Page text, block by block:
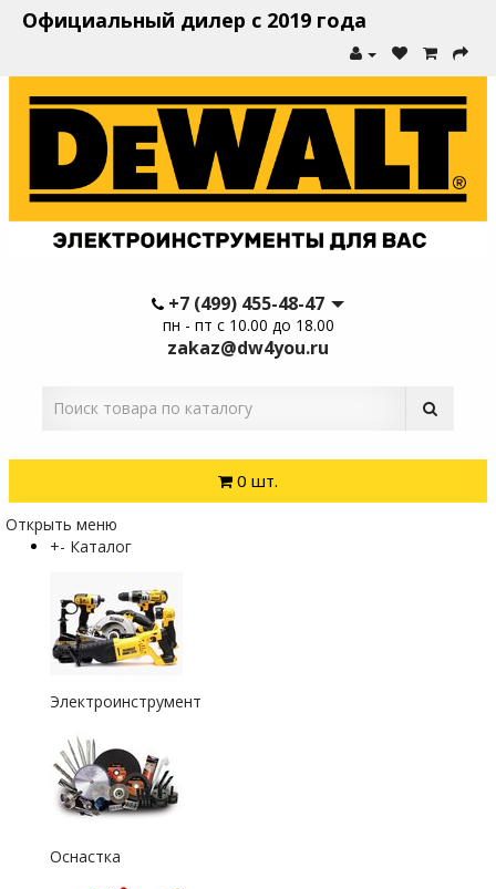
Официальный дилер с 2019 года
+7 (499) 455-48-47
пн - пт с 10.00 до 18.00
zakaz@dw4you.ru
0 шт.
Открыть меню
+- Каталог
Электроинструмент
Оснастка